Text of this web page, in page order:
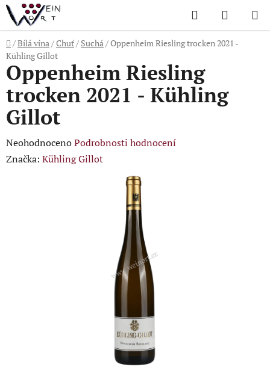
Přejít
na
obsah
Hledat
KOŠÍK
Domů
/Bílá vína/Chuť/ Suchá/Oppenheim Riesling trocken 2021 -
Kühling Gillot
Oppenheim Riesling
trocken 2021 - Kühling
Gillot
Průměrné
hodnocení
NeohodnocenoPodrobnosti hodnocení
Značka: Kühling Gillot